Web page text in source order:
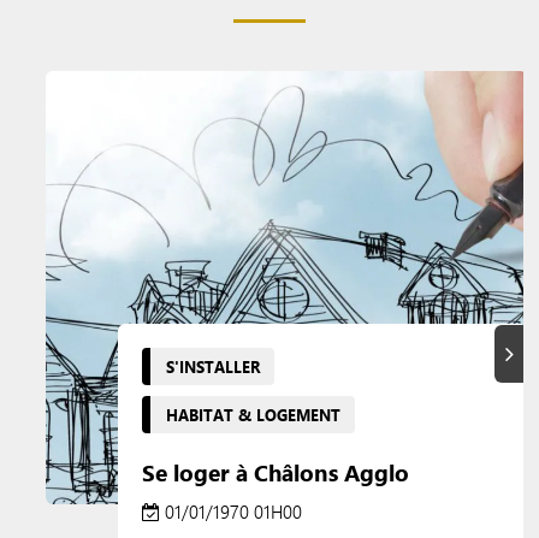
S'INSTALLER
HABITAT & LOGEMENT
Se loger à Châlons Agglo
01/01/1970 01H00